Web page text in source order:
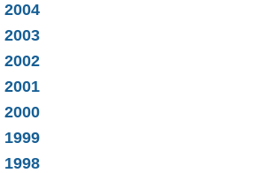
2004
2003
2002
2001
2000
1999
1998